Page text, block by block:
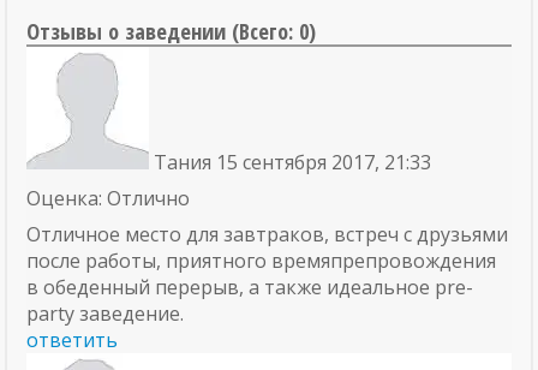
Отзывы о заведении (Всего: 0)
Тания 15 сентября 2017, 21:33
Оценка: Отлично
Отличное место для завтраков, встреч с друзьями
после работы, приятного времяпрепровождения
в обеденный перерыв, а также идеальное pre-
party заведение.
ответить